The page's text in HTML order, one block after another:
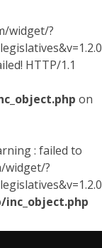
widget/?
HTTP/1.1
on
: failed to
widget/?